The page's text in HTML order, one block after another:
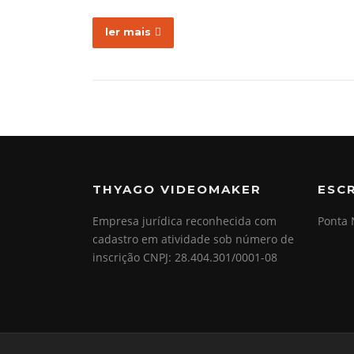
ler mais
THYAGO VIDEOMAKER
Empresa jurídica reconhecida com
cadastro em atividade sob número de
inscrição CNPJ: 28.404.301/0001-08
Ponta